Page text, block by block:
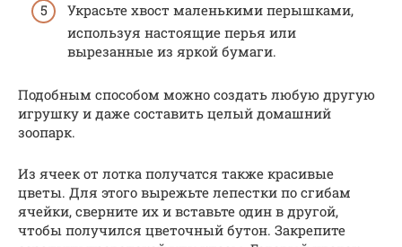
Украсьте хвост маленькими перышками,
используя настоящие перья или
вырезанные из яркой бумаги.
Подобным способом можно создать любую другую
игрушку и даже составить целый домашний
зоопарк.
Из ячеек от лотка получатся также красивые
цветы. Для этого вырежьте лепестки по сгибам
ячейки, сверните их и вставьте один в другой,
чтобы получился цветочный бутон. Закрепите